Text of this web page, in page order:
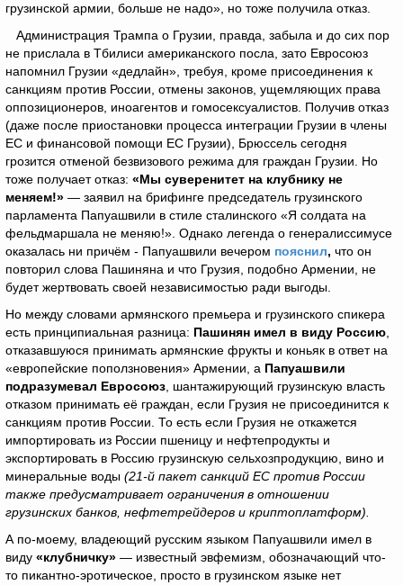
грузинской армии, больше не надо», но тоже получила отказ.
Администрация Трампа о Грузии, правда, забыла и до сих пор
не прислала в Тбилиси американского посла, зато Евросоюз
напомнил Грузии «дедлайн», требуя, кроме присоединения к
санкциям против России, отмены законов, ущемляющих права
оппозиционеров, иноагентов и гомосексуалистов. Получив отказ
(даже после приостановки процесса интеграции Грузии в члены
ЕС и финансовой помощи ЕС Грузии), Брюссель сегодня
грозится отменой безвизового режима для граждан Грузии. Но
тоже получает отказ: «Мы суверенитет на клубнику не
меняем!» — заявил на брифинге председатель грузинского
парламента Папуашвили в стиле сталинского «Я солдата на
фельдмаршала не меняю!». Однако легенда о генералиссимусе
оказалась ни причём - Папуашвили вечером пояснил, что он
повторил слова Пашиняна и что Грузия, подобно Армении, не
будет жертвовать своей независимостью ради выгоды.
Но между словами армянского премьера и грузинского спикера
есть принципиальная разница: Пашинян имел в виду Россию
отказавшуюся принимать армянские фрукты и коньяк в ответ на
«европейские поползновения» Армении, а Папуашвили
подразумевал Евросоюз , шантажирующий грузинскую власть
отказом принимать её граждан, если Грузия не присоединится к
санкциям против России. То есть если Грузия не откажется
импортировать из России пшеницу и нефтепродукты и
экспортировать в Россию грузинскую сельхозпродукцию, вино и
минеральные воды (21-й пакет санкций ЕС против России
также предусматривает ограничения в отношении
грузинских банков, нефтетрейдеров и криптоплатформ).
А по-моему, владеющий русским языком Папуашвили имел в
виду «клубничку» — известный эвфемизм, обозначающий что-
то пикантно-эротическое, просто в грузинском языке нет